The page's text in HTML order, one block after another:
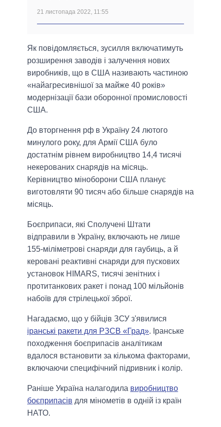
21 листопада 2022, 11:55
Як повідомляється, зусилля включатимуть
розширення заводів і залучення нових
виробників, що в США називають частиною
«найагресивнішої за майже 40 років»
модернізації бази оборонної промисловості
США.
До вторгнення рф в Україну 24 лютого
минулого року, для Армії США було
достатнім рівнем виробництво 14,4 тисячі
некерованих снарядів на місяць.
Керівництво міноборони США планує
виготовляти 90 тисяч або більше снарядів на
місяць.
Боєприпаси, які Сполучені Штати
відправили в Україну, включають не лише
155-міліметрові снаряди для гаубиць, а й
керовані реактивні снаряди для пускових
установок HIMARS, тисячі зенітних і
протитанкових ракет і понад 100 мільйонів
набоїв для стрілецької зброї.
Нагадаємо, що у бійців ЗСУ з'явилися
іранські ракети для РЗСВ «Град». Іранське
походження боєприпасів аналітикам
вдалося встановити за кількома факторами,
включаючи специфічний підривник і колір.
Раніше Україна налагодила виробництво
боєприпасів для мінометів в одній із країн
НАТО.